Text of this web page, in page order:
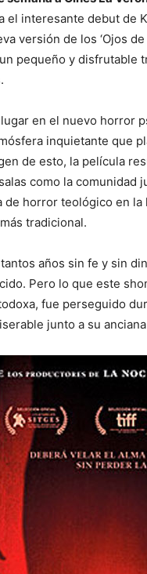
el interesante debut de
versión de los ‘Ojos
un pequeño y
lugar en el nuevo
inquietante que
de esto, la película
como la comunidad
de horror teológico en
tradicional.
años sin fe y sin
Pero lo que este
fue perseguido
junto a su